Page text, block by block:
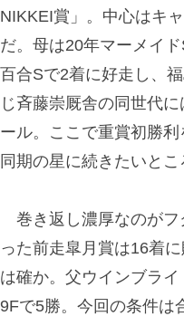
NIKKEI賞」。中心はキ
だ。母は20年マーメイ
百合Sで2着に好走し、
じ斉藤崇厩舎の同世代
ール。ここで重賞初勝
同期の星に続きたいとこ
巻き返し濃厚なのがフ
った前走皐月賞は16着
は確か。父ウインブラ
9Fで5勝。今回の条件は